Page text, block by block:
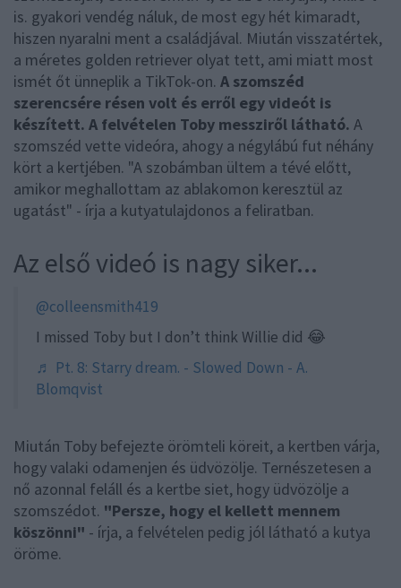
is. gyakori vendég náluk, de most egy hét kimaradt,
hiszen nyaralni ment a családjával. Miután visszatértek,
a méretes golden retriever olyat tett, ami miatt most
ismét őt ünneplik a TikTok-on. A szomszéd
szerencsére résen volt és erről egy videót is
készített. A felvételen Toby messziről látható. A
szomszéd vette videóra, ahogy a négylábú fut néhány
kört a kertjében. "A szobámban ültem a tévé előtt,
amikor meghallottam az ablakomon keresztül az
ugatást" - írja a kutyatulajdonos a feliratban.
Az első videó is nagy siker...
@colleensmith419
I missed Toby but I don’t think Willie did 😂
♬ Pt. 8: Starry dream. - Slowed Down - A.
Blomqvist
Miután Toby befejezte örömteli köreit, a kertben várja,
hogy valaki odamenjen és üdvözölje. Ternészetesen a
nő azonnal feláll és a kertbe siet, hogy üdvözölje a
szomszédot. "Persze, hogy el kellett mennem
köszönni" - írja, a felvételen pedig jól látható a kutya
öröme.